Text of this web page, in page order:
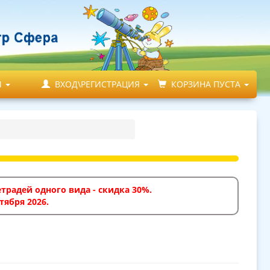
ВХОД\РЕГИСТРАЦИЯ КОРЗИНА ПУСТА
одного вида - скидка 30%.
2026.